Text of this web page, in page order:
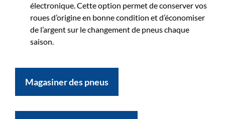
électronique. Cette option permet de conserver vos
roues d’origine en bonne condition et d’économiser
de l’argent sur le changement de pneus chaque
saison.
Magasiner des pneus